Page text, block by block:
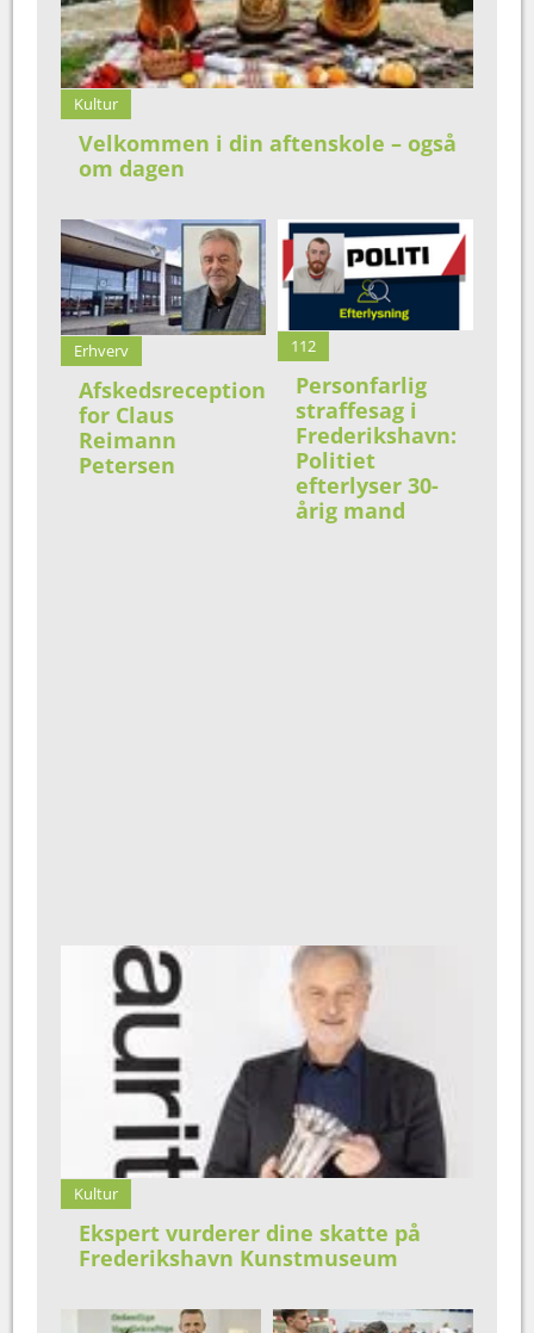
Kultur
Velkommen i din aftenskole – også
om dagen
Erhverv
Afskedsreception
for Claus
Reimann
Petersen
112
Personfarlig
straffesag i
Frederikshavn:
Politiet
efterlyser 30-
årig mand
Kultur
Ekspert vurderer dine skatte på
Frederikshavn Kunstmuseum